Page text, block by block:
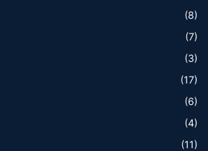
(8)
(7)
(3)
(17)
(6)
(4)
(11)